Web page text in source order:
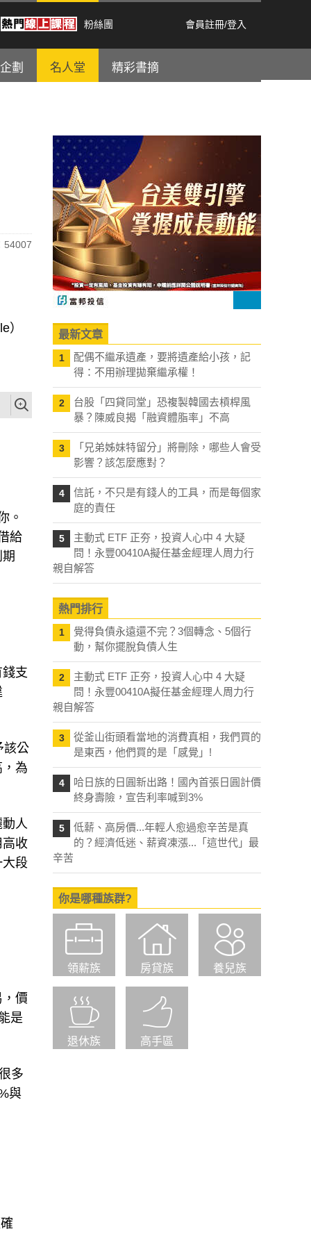
粉絲團 會員註冊/登入
劃 名人堂 精彩書摘
54007
）
。
給
支
該公
為
動人
高收
大段
價
是
多
與
最新文章
1
配偶不繼承遺產，要將遺產給小孩，記
得：不用辦理拋棄繼承權！
2
台股「四貸同堂」恐複製韓國去槓桿風
暴？陳威良揭「融資體脂率」不高
3
「兄弟姊妹特留分」將刪除，哪些人會受
影響？該怎麼應對？
4
信託，不只是有錢人的工具，而是每個家
庭的責任
5
主動式 ETF 正夯，投資人心中 4 大疑
問！永豐00410A擬任基金經理人周力行
親自解答
熱門排行
1
覺得負債永遠還不完？3個轉念、5個行
動，幫你擺脫負債人生
2
主動式 ETF 正夯，投資人心中 4 大疑
問！永豐00410A擬任基金經理人周力行
親自解答
3
從釜山街頭看當地的消費真相，我們買的
是東西，他們買的是「感覺」!
4
哈日族的日圓新出路！國內首張日圓計價
終身壽險，宣告利率喊到3%
5
低薪、高房價...年輕人愈過愈辛苦是真
的？經濟低迷、薪資凍漲...「這世代」最
辛苦
你是哪種族群?
領薪族 房貸族 養兒族
退休族 高手區